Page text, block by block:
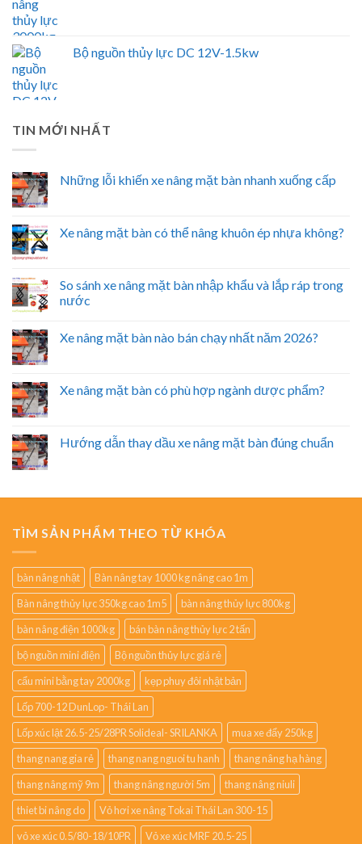
Bộ nguồn thủy lực DC 12V-1.5kw
TIN MỚI NHẤT
Những lỗi khiến xe nâng mặt bàn nhanh xuống cấp
Xe nâng mặt bàn có thể nâng khuôn ép nhựa không?
So sánh xe nâng mặt bàn nhập khẩu và lắp ráp trong
nước
Xe nâng mặt bàn nào bán chạy nhất năm 2026?
Xe nâng mặt bàn có phù hợp ngành dược phẩm?
Hướng dẫn thay dầu xe nâng mặt bàn đúng chuẩn
TÌM SẢN PHẨM THEO TỪ KHÓA
bàn nâng nhật
Bàn nâng tay 1000 kg nâng cao 1m
Bàn nâng thủy lực 350kg cao 1m5
bàn nâng thủy lực 800kg
bàn nâng điện 1000kg
bán bàn nâng thủy lực 2 tấn
bộ nguồn mini điện
Bộ nguồn thủy lực giá rẻ
cẩu mini bằng tay 2000kg
kẹp phuy đôi nhật bản
Lốp 700-12 DunLop- Thái Lan
Lốp xúc lật 26.5-25/28PR Solideal- SRILANKA
mua xe đẩy 250kg
thang nang gia rẻ
thang nang nguoi tu hanh
thang nâng hạ hàng
thang nâng mỹ 9m
thang nâng người 5m
thang nâng niuli
thiet bi nâng do
Vỏ hơi xe nâng Tokai Thái Lan 300-15
vỏ xe xúc 0.5/80-18/10PR
Vỏ xe xúc MRF 20.5-25